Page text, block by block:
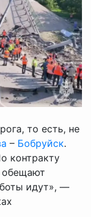
то есть, не
– Бобруйск.
контракту
обещают
идут», —